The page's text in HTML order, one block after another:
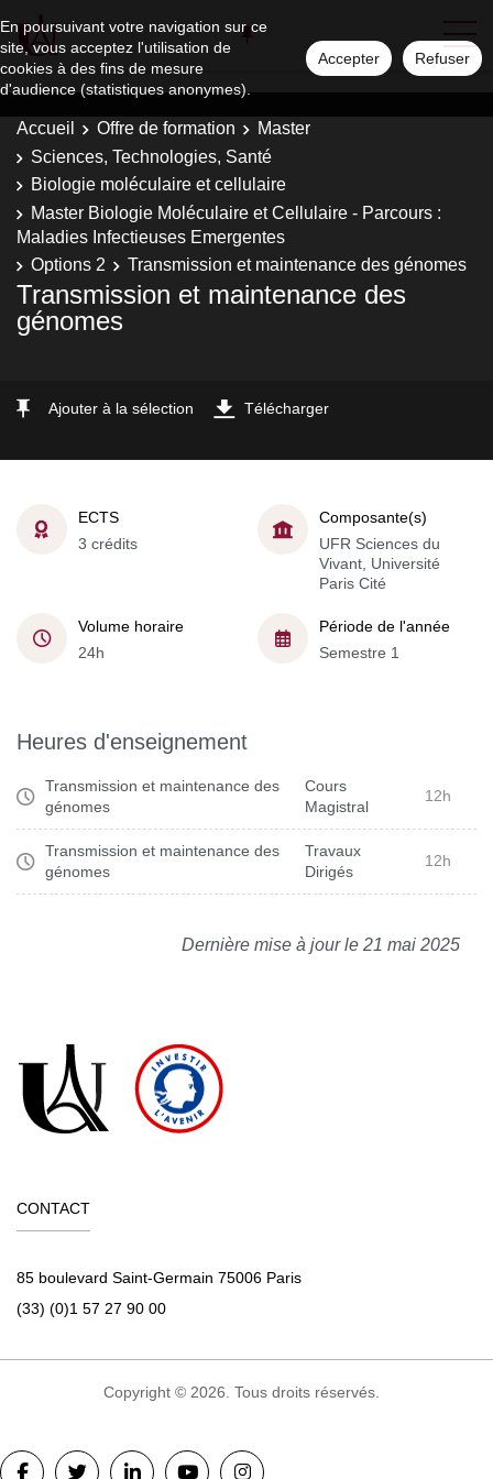
En poursuivant votre navigation sur ce
site, vous acceptez l'utilisation de
cookies à des fins de mesure
d'audience (statistiques anonymes).
Accepter Refuser
Accueil Offre de formation
Master
Sciences, Technologies, Santé
Biologie moléculaire et cellulaire
Master Biologie Moléculaire et Cellulaire - Parcours :
Maladies Infectieuses Emergentes
Options 2
Transmission et maintenance des génomes
Transmission et maintenance des
génomes
Ajouter à la sélection Télécharger
ECTS
3 crédits
Composante(s)
UFR Sciences du
Vivant, Université
Paris Cité
Volume horaire
24h
Période de l'année
Semestre 1
Heures d'enseignement
Transmission et maintenance des
génomes
Cours
Magistral
12h
Transmission et maintenance des
génomes
Travaux
Dirigés
12h
Dernière mise à jour le 21 mai 2025
CONTACT
85 boulevard Saint-Germain 75006 Paris
(33) (0)1 57 27 90 00
Copyright © 2026. Tous droits réservés.